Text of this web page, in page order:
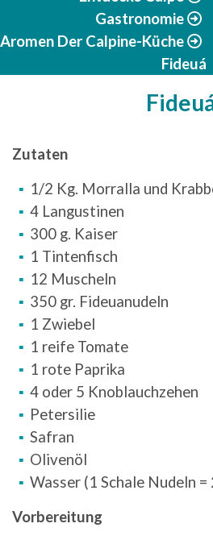
Gastronomie
Aromen Der Calpine-Küche
Fideuá
Zutaten
1/2 Kg. Morralla und
4 Langustinen
300 g. Kaiser
1 Tintenfisch
12 Muscheln
350 gr. Fideuanudeln
1 Zwiebel
1 reife Tomate
1 rote Paprika
4 oder 5 Knoblauchzehen
Petersilie
Safran
Olivenöl
Wasser (1 Schale Nudeln =
Vorbereitung